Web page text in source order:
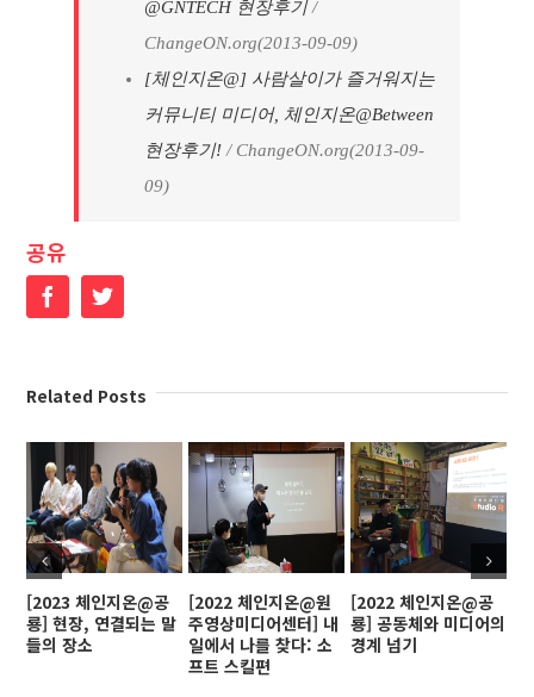
@GNTECH 현장후기/
ChangeON.org(2013-09-09)
[체인지온@] 사람살이가 즐거워지는
커뮤니티 미디어, 체인지온@Between
현장후기! / ChangeON.org(2013-09-
09)
공유
FacebookTwitter
Related Posts
[2023 체인지온@공
룡] 현장, 연결되는 말
들의 장소
[2022 체인지온@원
주영상미디어센터] 내
일에서 나를 찾다: 소
프트 스킬편
[2022 체인지온@공
룡] 공동체와 미디어의
경계 넘기